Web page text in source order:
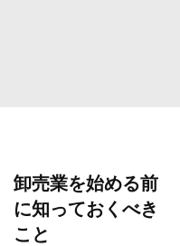
卸売業を始める前
に知っておくべき
こと